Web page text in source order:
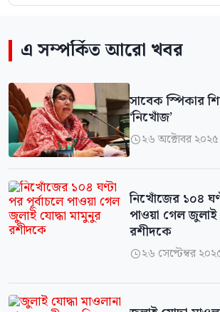
এ সম্পর্কিত আরো খবর
সাবেক স্পিকার
‘নিখোঁজ’
২৬ অক্টোবর ২০২৫
নিখোঁজের ১০৪
পাওয়া গেল জুলাই
রশীদকে
২৬ সেপ্টেম্বর